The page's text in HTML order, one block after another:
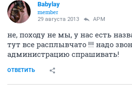
Babylay
member
29 августа 2013 APM
не, походу не мы, у нас есть
тут все расплывчато !!! надо
администрацию спрашивать!
ОТВЕТИТЬ